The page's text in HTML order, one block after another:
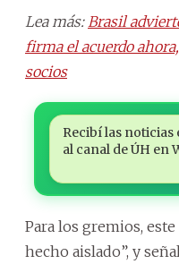
Lea más: Brasil
firma el acuerdo
socios
Recibí las noticias
al canal de ÚH en
Para los gremios,
hecho aislado”, y